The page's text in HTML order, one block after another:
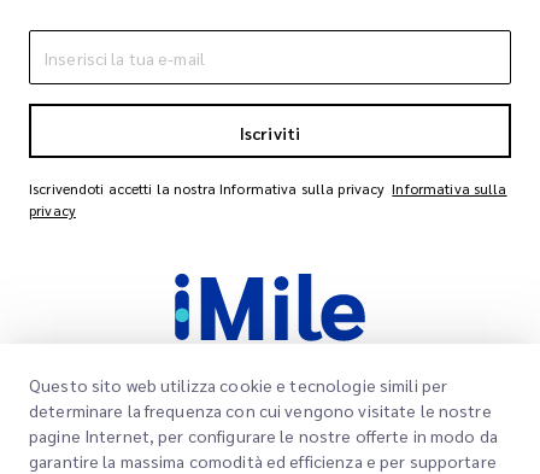
Iscriviti
Iscrivendoti accetti la nostra Informativa sulla privacy Informativa sulla
privacy
Link rapidi
Questo sito web utilizza cookie e tecnologie simili per
determinare la frequenza con cui vengono visitate le nostre
pagine Internet, per configurare le nostre offerte in modo da
garantire la massima comodità ed efficienza e per supportare